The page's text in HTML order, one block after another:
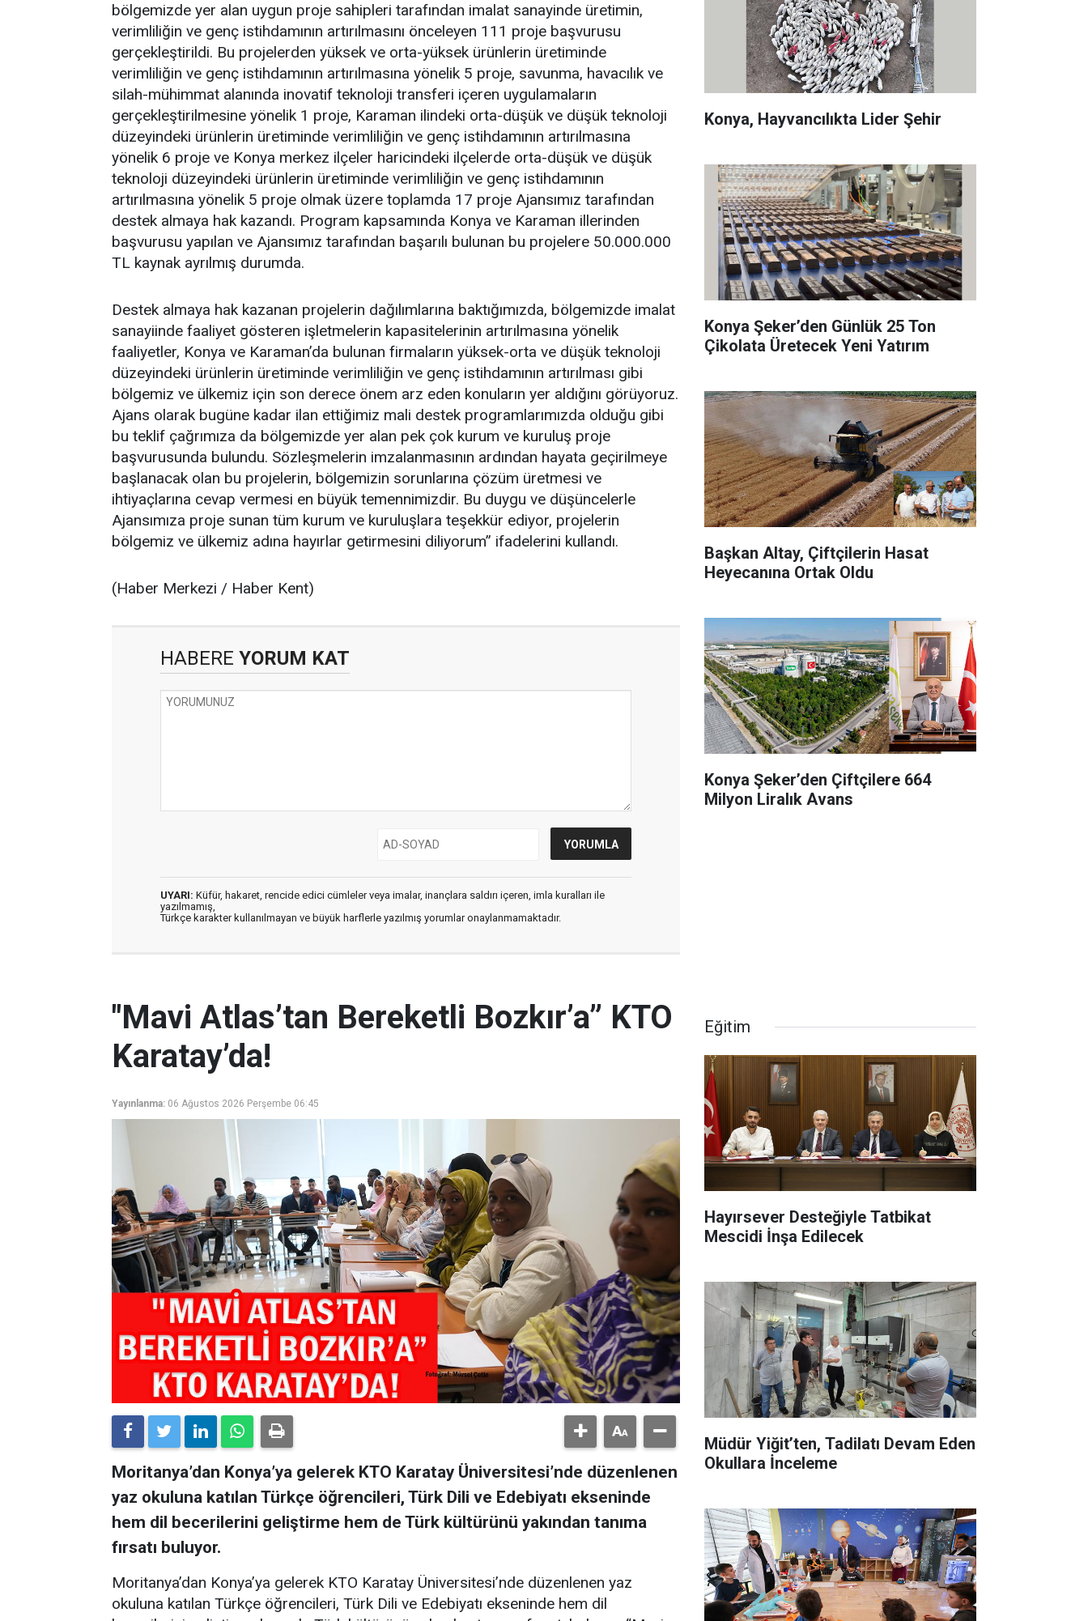
bölgemizde yer alan uygun proje sahipleri tarafından imalat sanayinde üretimin,
verimliliğin ve genç istihdamının artırılmasını önceleyen 111 proje başvurusu
gerçekleştirildi. Bu projelerden yüksek ve orta-yüksek ürünlerin üretiminde
verimliliğin ve genç istihdamının artırılmasına yönelik 5 proje, savunma, havacılık ve
silah-mühimmat alanında inovatif teknoloji transferi içeren uygulamaların
gerçekleştirilmesine yönelik 1 proje, Karaman ilindeki orta-düşük ve düşük teknoloji
düzeyindeki ürünlerin üretiminde verimliliğin ve genç istihdamının artırılmasına
yönelik 6 proje ve Konya merkez ilçeler haricindeki ilçelerde orta-düşük ve düşük
teknoloji düzeyindeki ürünlerin üretiminde verimliliğin ve genç istihdamının
artırılmasına yönelik 5 proje olmak üzere toplamda 17 proje Ajansımız tarafından
destek almaya hak kazandı. Program kapsamında Konya ve Karaman illerinden
başvurusu yapılan ve Ajansımız tarafından başarılı bulunan bu projelere 50.000.000
TL kaynak ayrılmış durumda.
Destek almaya hak kazanan projelerin dağılımlarına baktığımızda, bölgemizde imalat
sanayiinde faaliyet gösteren işletmelerin kapasitelerinin artırılmasına yönelik
faaliyetler, Konya ve Karaman’da bulunan firmaların yüksek-orta ve düşük teknoloji
düzeyindeki ürünlerin üretiminde verimliliğin ve genç istihdamının artırılması gibi
bölgemiz ve ülkemiz için son derece önem arz eden konuların yer aldığını görüyoruz.
Ajans olarak bugüne kadar ilan ettiğimiz mali destek programlarımızda olduğu gibi
bu teklif çağrımıza da bölgemizde yer alan pek çok kurum ve kuruluş proje
başvurusunda bulundu. Sözleşmelerin imzalanmasının ardından hayata geçirilmeye
başlanacak olan bu projelerin, bölgemizin sorunlarına çözüm üretmesi ve
ihtiyaçlarına cevap vermesi en büyük temennimizdir. Bu duygu ve düşüncelerle
Ajansımıza proje sunan tüm kurum ve kuruluşlara teşekkür ediyor, projelerin
bölgemiz ve ülkemiz adına hayırlar getirmesini diliyorum” ifadelerini kullandı.
(Haber Merkezi / Haber Kent)
HABERE YORUM KAT
UYARI: Küfür, hakaret, rencide edici cümleler veya imalar, inançlara saldırı içeren, imla kuralları ile
yazılmamış,
Türkçe karakter kullanılmayan ve büyük harflerle yazılmış yorumlar onaylanmamaktadır.
Konya, Hayvancılıkta Lider Şehir
Konya Şeker’den Günlük 25 Ton
Çikolata Üretecek Yeni Yatırım
Başkan Altay, Çiftçilerin Hasat
Heyecanına Ortak Oldu
Konya Şeker’den Çiftçilere 664
Milyon Liralık Avans
"Mavi Atlas’tan Bereketli Bozkır’a” KTO
Karatay’da!
Yayınlanma: 06 Ağustos 2026 Perşembe 06:45
Moritanya’dan Konya’ya gelerek KTO Karatay Üniversitesi’nde düzenlenen
yaz okuluna katılan Türkçe öğrencileri, Türk Dili ve Edebiyatı ekseninde
hem dil becerilerini geliştirme hem de Türk kültürünü yakından tanıma
fırsatı buluyor.
Moritanya’dan Konya’ya gelerek KTO Karatay Üniversitesi’nde düzenlenen yaz
okuluna katılan Türkçe öğrencileri, Türk Dili ve Edebiyatı ekseninde hem dil
Eğitim
Hayırsever Desteğiyle Tatbikat
Mescidi İnşa Edilecek
Müdür Yiğit’ten, Tadilatı Devam Eden
Okullara İnceleme